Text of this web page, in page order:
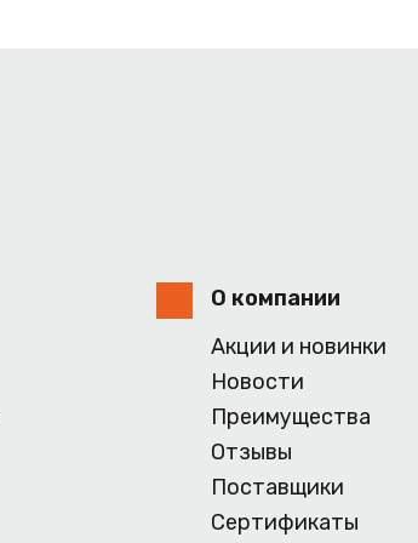
О компании
Акции и новинки
Новости
Преимущества
Отзывы
Поставщики
Сертификаты